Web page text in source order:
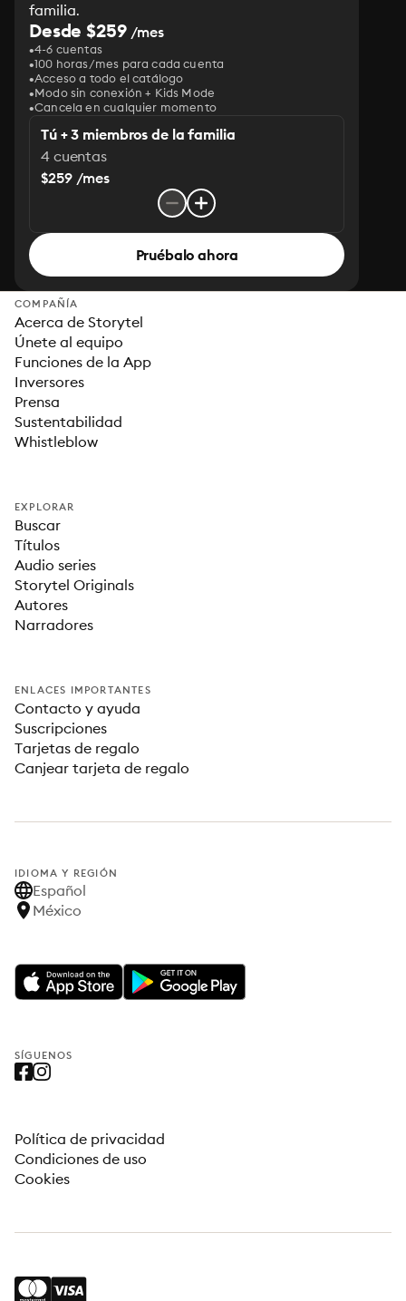
familia.
Desde $259/mes
4-6 cuentas
100 horas/mes para cada cuenta
Acceso a todo el catálogo
Modo sin conexión + Kids Mode
Cancela en cualquier momento
Tú + 3 miembros de la familia
4 cuentas
$259 /mes
Pruébalo ahora
COMPAÑÍA
Acerca de Storytel
Únete al equipo
Funciones de la App
Inversores
Prensa
Sustentabilidad
Whistleblow
EXPLORAR
Buscar
Títulos
Audio series
Storytel Originals
Autores
Narradores
ENLACES IMPORTANTES
Contacto y ayuda
Suscripciones
Tarjetas de regalo
Canjear tarjeta de regalo
IDIOMA Y REGIÓN
Español
México
SÍGUENOS
Política de privacidad
Condiciones de uso
Cookies